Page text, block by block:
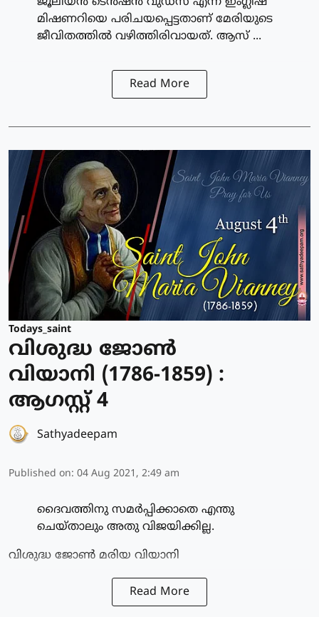
മിഷണറിയെ പരിചയപ്പെട്ടതാണ് മേരിയുടെ
ജീവിതത്തില്‍ വഴിത്തിരിവായത്. ആസ് ...
Read More
Todays_saint
വിശുദ്ധ ജോണ്‍
വിയാനി (1786-1859) :
ആഗസ്റ്റ് 4
Sathyadeepam
Published on: 04 Aug 2021, 2:49 am
ദൈവത്തിനു സമര്‍പ്പിക്കാതെ എന്തു
ചെയ്താലും അതു വിജയിക്കില്ല.
വിശുദ്ധ ജോണ്‍ മരിയ വിയാനി
Read More